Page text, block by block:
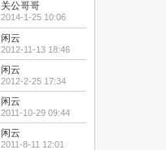
关公哥哥
2014-1-25 10:06
闲云
2012-11-13 18:46
闲云
2012-2-25 17:34
闲云
2011-10-29 09:44
闲云
2011-8-11 12:01